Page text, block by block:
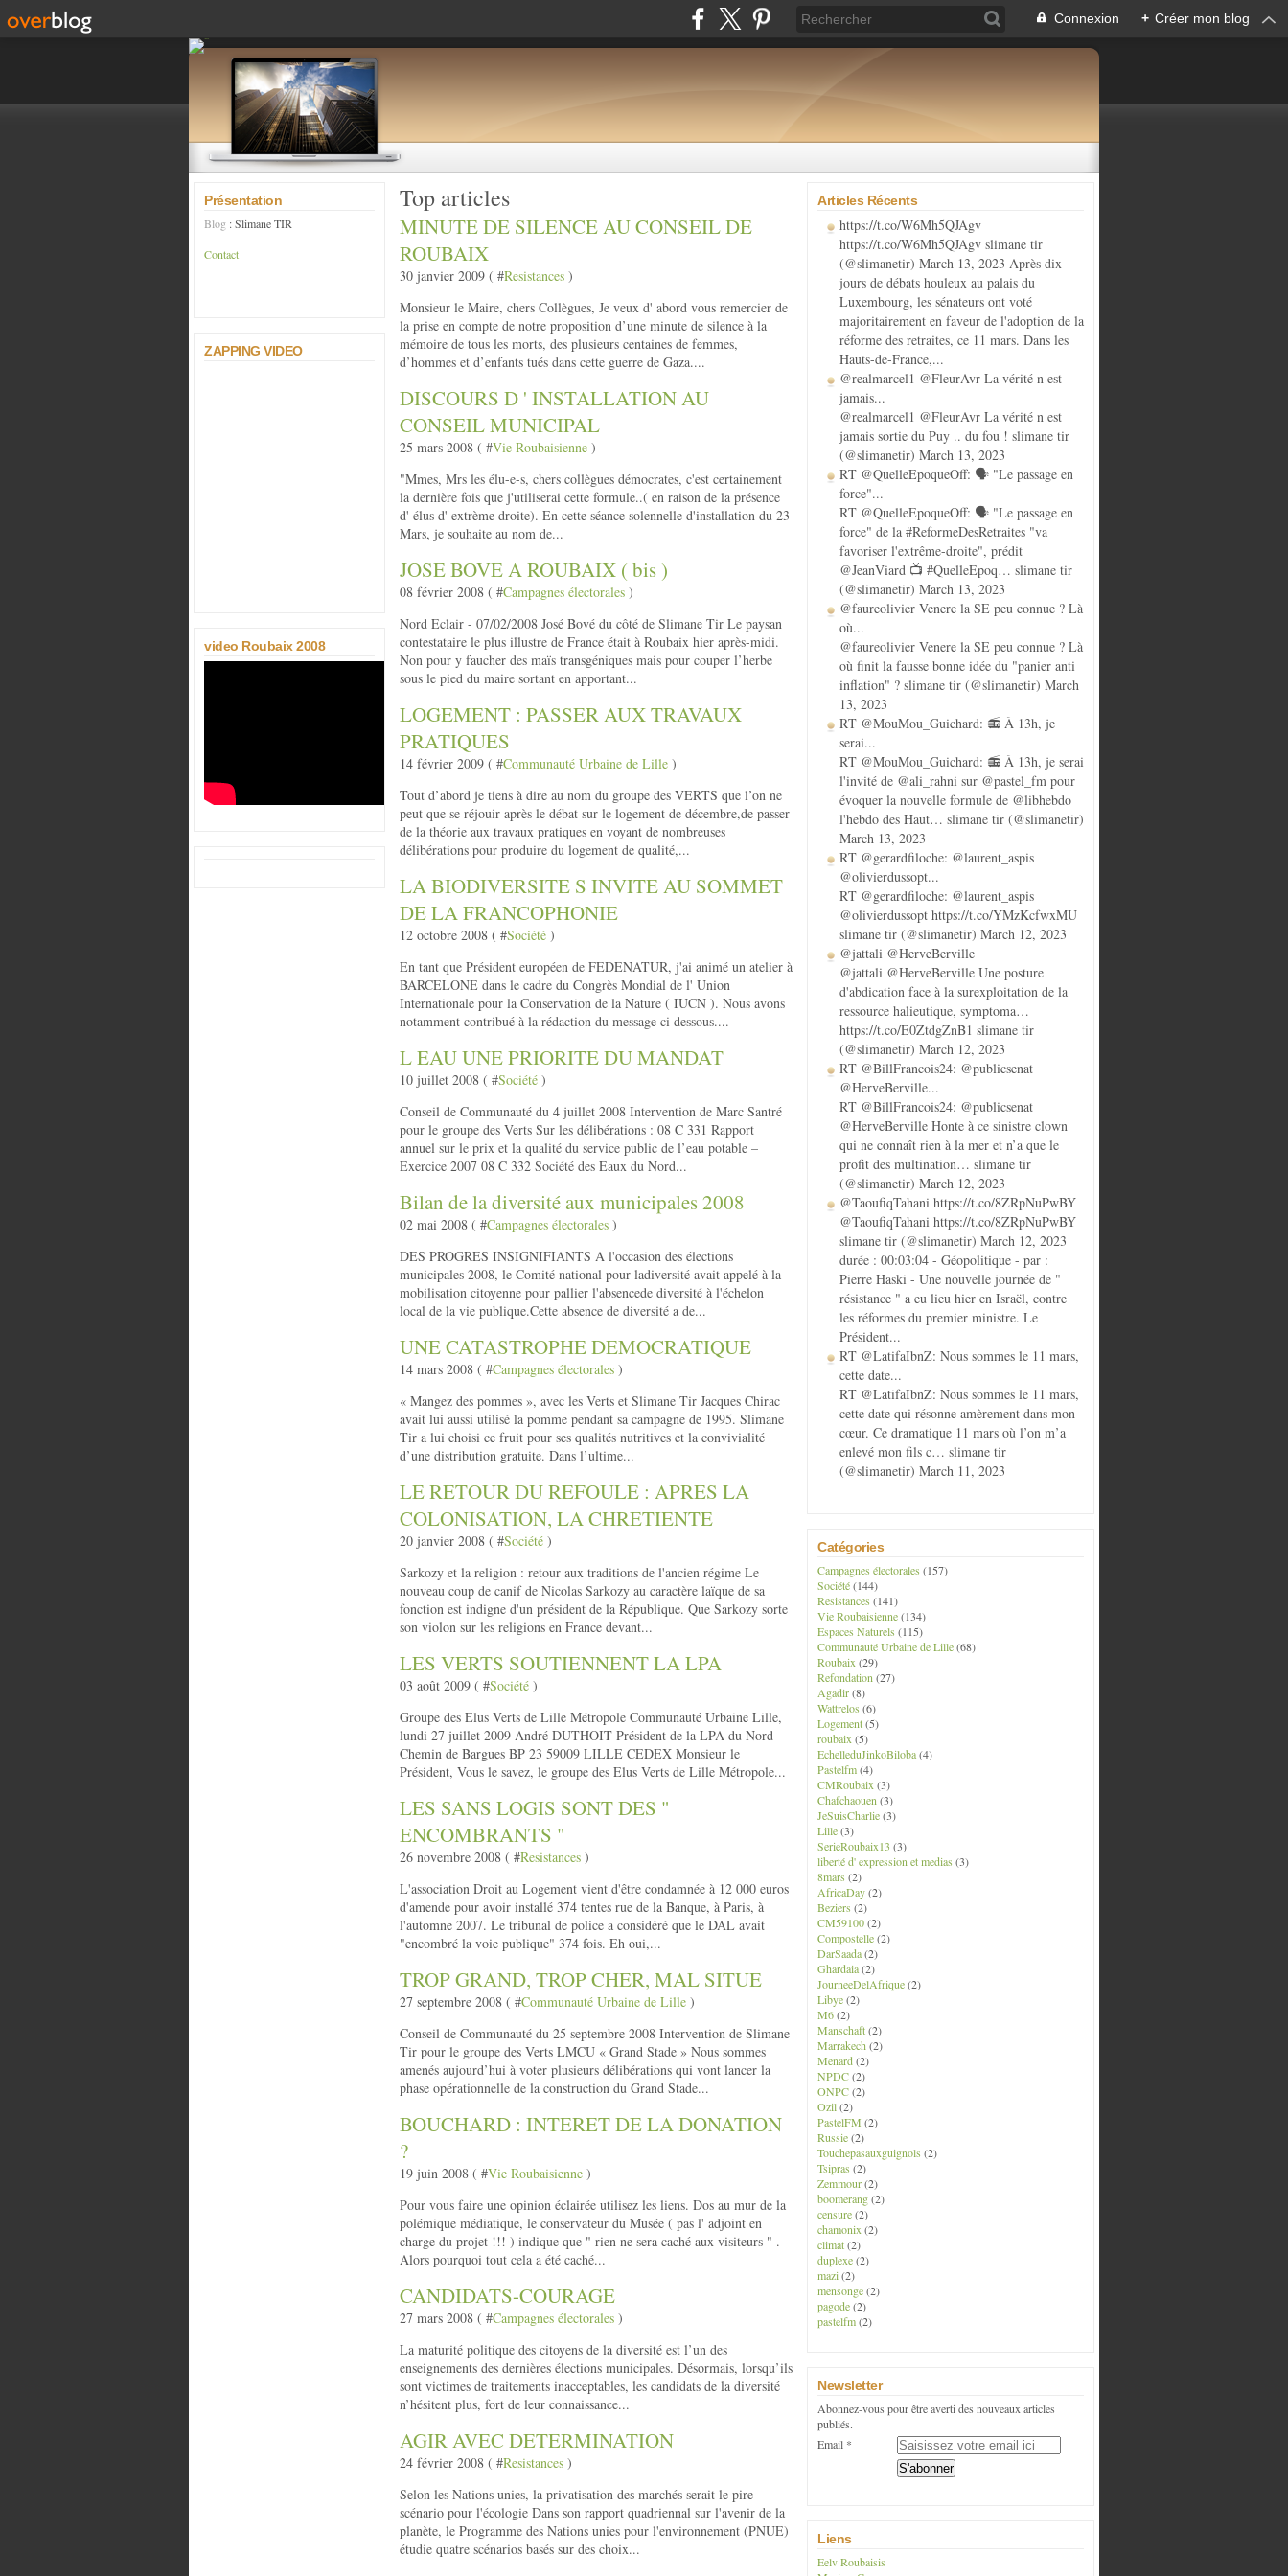
Connexion + Créer mon blog
Présentation
Blog : Slimane TIR
Contact
ZAPPING VIDEO
video Roubaix 2008
Top articles
MINUTE DE SILENCE AU CONSEIL DE
ROUBAIX
30 janvier 2009 ( #Resistances )
Monsieur le Maire, chers Collègues, Je veux d' abord vous remercier de
la prise en compte de notre proposition d’une minute de silence à la
mémoire de tous les morts, des plusieurs centaines de femmes,
d’hommes et d’enfants tués dans cette guerre de Gaza....
DISCOURS D ' INSTALLATION AU
CONSEIL MUNICIPAL
25 mars 2008 ( #Vie Roubaisienne )
"Mmes, Mrs les élu-e-s, chers collègues démocrates, c'est certainement
la dernière fois que j'utiliserai cette formule..( en raison de la présence
d' élus d' extrème droite). En cette séance solennelle d'installation du 23
Mars, je souhaite au nom de...
JOSE BOVE A ROUBAIX ( bis )
08 février 2008 ( #Campagnes électorales )
Nord Eclair - 07/02/2008 José Bové du côté de Slimane Tir Le paysan
contestataire le plus illustre de France était à Roubaix hier après-midi.
Non pour y faucher des maïs transgéniques mais pour couper l’herbe
sous le pied du maire sortant en apportant...
LOGEMENT : PASSER AUX TRAVAUX
PRATIQUES
14 février 2009 ( #Communauté Urbaine de Lille )
Tout d’abord je tiens à dire au nom du groupe des VERTS que l’on ne
peut que se réjouir après le débat sur le logement de décembre,de passer
de la théorie aux travaux pratiques en voyant de nombreuses
délibérations pour produire du logement de qualité,...
LA BIODIVERSITE S INVITE AU SOMMET
DE LA FRANCOPHONIE
12 octobre 2008 ( #Société )
En tant que Président européen de FEDENATUR, j'ai animé un atelier à
BARCELONE dans le cadre du Congrès Mondial de l' Union
Internationale pour la Conservation de la Nature ( IUCN ). Nous avons
notamment contribué à la rédaction du message ci dessous....
L EAU UNE PRIORITE DU MANDAT
10 juillet 2008 ( #Société )
Conseil de Communauté du 4 juillet 2008 Intervention de Marc Santré
pour le groupe des Verts Sur les délibérations : 08 C 331 Rapport
annuel sur le prix et la qualité du service public de l’eau potable –
Exercice 2007 08 C 332 Société des Eaux du Nord...
Bilan de la diversité aux municipales 2008
02 mai 2008 ( #Campagnes électorales )
DES PROGRES INSIGNIFIANTS A l'occasion des élections
municipales 2008, le Comité national pour ladiversité avait appelé à la
mobilisation citoyenne pour pallier l'absencede diversité à l'échelon
local de la vie publique.Cette absence de diversité a de...
UNE CATASTROPHE DEMOCRATIQUE
14 mars 2008 ( #Campagnes électorales )
« Mangez des pommes », avec les Verts et Slimane Tir Jacques Chirac
avait lui aussi utilisé la pomme pendant sa campagne de 1995. Slimane
Tir a lui choisi ce fruit pour ses qualités nutritives et la convivialité
d’une distribution gratuite. Dans l’ultime...
LE RETOUR DU REFOULE : APRES LA
COLONISATION, LA CHRETIENTE
20 janvier 2008 ( #Société )
Sarkozy et la religion : retour aux traditions de l'ancien régime Le
nouveau coup de canif de Nicolas Sarkozy au caractère laïque de sa
fonction est indigne d'un président de la République. Que Sarkozy sorte
son violon sur les religions en France devant...
LES VERTS SOUTIENNENT LA LPA
03 août 2009 ( #Société )
Groupe des Elus Verts de Lille Métropole Communauté Urbaine Lille,
lundi 27 juillet 2009 André DUTHOIT Président de la LPA du Nord
Chemin de Bargues BP 23 59009 LILLE CEDEX Monsieur le
Président, Vous le savez, le groupe des Elus Verts de Lille Métropole...
LES SANS LOGIS SONT DES "
ENCOMBRANTS "
26 novembre 2008 ( #Resistances )
L'association Droit au Logement vient d'être condamnée à 12 000 euros
d'amende pour avoir installé 374 tentes rue de la Banque, à Paris, à
l'automne 2007. Le tribunal de police a considéré que le DAL avait
"encombré la voie publique" 374 fois. Eh oui,...
TROP GRAND, TROP CHER, MAL SITUE
27 septembre 2008 ( #Communauté Urbaine de Lille )
Conseil de Communauté du 25 septembre 2008 Intervention de Slimane
Tir pour le groupe des Verts LMCU « Grand Stade » Nous sommes
amenés aujourd’hui à voter plusieurs délibérations qui vont lancer la
phase opérationnelle de la construction du Grand Stade...
BOUCHARD : INTERET DE LA DONATION
?
19 juin 2008 ( #Vie Roubaisienne )
Pour vous faire une opinion éclairée utilisez les liens. Dos au mur de la
polémique médiatique, le conservateur du Musée ( pas l' adjoint en
charge du projet !!! ) indique que " rien ne sera caché aux visiteurs " .
Alors pourquoi tout cela a été caché...
CANDIDATS-COURAGE
27 mars 2008 ( #Campagnes électorales )
La maturité politique des citoyens de la diversité est l’un des
enseignements des dernières élections municipales. Désormais, lorsqu’ils
sont victimes de traitements inacceptables, les candidats de la diversité
n’hésitent plus, fort de leur connaissance...
AGIR AVEC DETERMINATION
24 février 2008 ( #Resistances )
Selon les Nations unies, la privatisation des marchés serait le pire
scénario pour l'écologie Dans son rapport quadriennal sur l'avenir de la
planète, le Programme des Nations unies pour l'environnement (PNUE)
étudie quatre scénarios basés sur des choix...
Articles Récents
https://t.co/W6Mh5QJAgv
https://t.co/W6Mh5QJAgv slimane tir
(@slimanetir) March 13, 2023 Après dix
jours de débats houleux au palais du
Luxembourg, les sénateurs ont voté
majoritairement en faveur de l'adoption de la
réforme des retraites, ce 11 mars. Dans les
Hauts-de-France,...
@realmarcel1 @FleurAvr La vérité n est
jamais...
@realmarcel1 @FleurAvr La vérité n est
jamais sortie du Puy .. du fou ! slimane tir
(@slimanetir) March 13, 2023
RT @QuelleEpoqueOff: 🗣️ "Le passage en
force"...
RT @QuelleEpoqueOff: 🗣️ "Le passage en
force" de la #ReformeDesRetraites "va
favoriser l'extrême-droite", prédit
@JeanViard 📺 #QuelleEpoq… slimane tir
(@slimanetir) March 13, 2023
@faureolivier Venere la SE peu connue ? Là
où...
@faureolivier Venere la SE peu connue ? Là
où finit la fausse bonne idée du "panier anti
inflation" ? slimane tir (@slimanetir) March
13, 2023
RT @MouMou_Guichard: 📻 À 13h, je
serai...
RT @MouMou_Guichard: 📻 À 13h, je serai
l'invité de @ali_rahni sur @pastel_fm pour
évoquer la nouvelle formule de @libhebdo
l'hebdo des Haut… slimane tir (@slimanetir)
March 13, 2023
RT @gerardfiloche: @laurent_aspis
@olivierdussopt...
RT @gerardfiloche: @laurent_aspis
@olivierdussopt https://t.co/YMzKcfwxMU
slimane tir (@slimanetir) March 12, 2023
@jattali @HerveBerville
@jattali @HerveBerville Une posture
d'abdication face à la surexploitation de la
ressource halieutique, symptoma…
https://t.co/E0ZtdgZnB1 slimane tir
(@slimanetir) March 12, 2023
RT @BillFrancois24: @publicsenat
@HerveBerville...
RT @BillFrancois24: @publicsenat
@HerveBerville Honte à ce sinistre clown
qui ne connaît rien à la mer et n’a que le
profit des multination… slimane tir
(@slimanetir) March 12, 2023
@TaoufiqTahani https://t.co/8ZRpNuPwBY
@TaoufiqTahani https://t.co/8ZRpNuPwBY
slimane tir (@slimanetir) March 12, 2023
durée : 00:03:04 - Géopolitique - par :
Pierre Haski - Une nouvelle journée de "
résistance " a eu lieu hier en Israël, contre
les réformes du premier ministre. Le
Président...
RT @LatifaIbnZ: Nous sommes le 11 mars,
cette date...
RT @LatifaIbnZ: Nous sommes le 11 mars,
cette date qui résonne amèrement dans mon
cœur. Ce dramatique 11 mars où l’on m’a
enlevé mon fils c… slimane tir
(@slimanetir) March 11, 2023
Catégories
Campagnes électorales (157)
Société(144)
Resistances (141)
Vie Roubaisienne(134)
Espaces Naturels (115)
Communauté Urbaine de Lille(68)
Roubaix (29)
Refondation (27)
Agadir(8)
Wattrelos (6)
Logement(5)
roubaix (5)
EchelleduJinkoBiloba(4)
Pastelfm(4)
CMRoubaix (3)
Chafchaouen (3)
JeSuisCharlie(3)
Lille(3)
SerieRoubaix13 (3)
liberté d' expression et medias (3)
8mars (2)
AfricaDay(2)
Beziers (2)
CM59100(2)
Compostelle(2)
DarSaada(2)
Ghardaia(2)
JourneeDelAfrique(2)
Libye(2)
M6(2)
Manschaft(2)
Marrakech (2)
Menard(2)
NPDC(2)
ONPC(2)
Ozil(2)
PastelFM (2)
Russie(2)
Touchepasauxguignols (2)
Tsipras (2)
Zemmour(2)
boomerang(2)
censure(2)
chamonix (2)
climat(2)
duplexe(2)
mazi(2)
mensonge(2)
pagode(2)
pastelfm(2)
Newsletter
Abonnez-vous pour être averti des nouveaux articles
publiés.
Email
Liens
Eelv Roubaisis